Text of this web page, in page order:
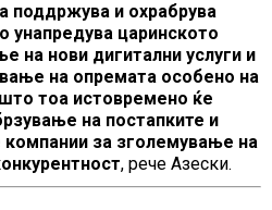
поддржува и охрабрува
унапредува царинското
на нови дигитални услуги и
на опремата особено на
тоа истовремено ќе
на постапките и
за зголемување на
, рече Азески.